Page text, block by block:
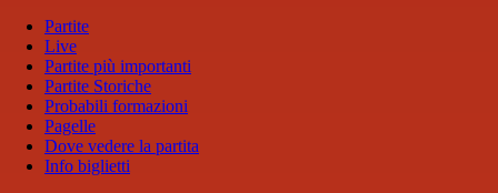
Partite
Live
Partite più importanti
Partite Storiche
Probabili formazioni
Pagelle
Dove vedere la partita
Info biglietti